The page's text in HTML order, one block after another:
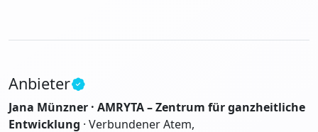
Anbieter
Jana Münzner · AMRYTA – Zentrum für ganzheitliche
Entwicklung · Verbundener Atem,